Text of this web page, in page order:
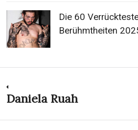
Die 60
Berühmtheiten
Post
navigation
Previous
Daniela Ruah